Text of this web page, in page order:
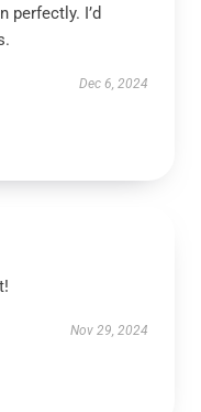
perfectly. I’d
Dec 6, 2024
Nov 29, 2024